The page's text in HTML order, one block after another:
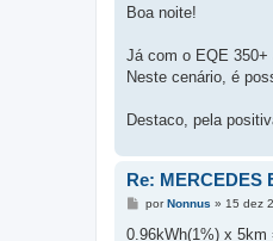
n
g
m
Boa noite!
Já com o EQE 350+
Neste cenário, é
Destaco, pela
Re: MERCEDES
M
n
porNonnus » 15 dez
0.96kWh(1%) x 5km